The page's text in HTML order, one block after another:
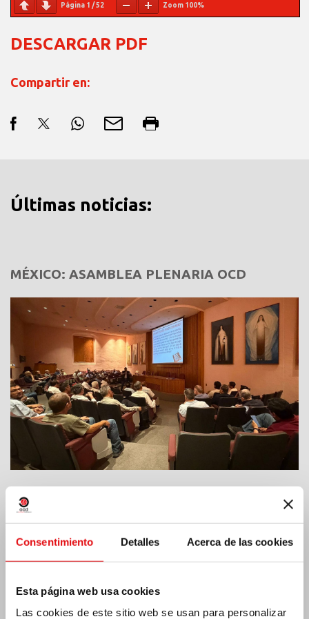
Consentimiento Detalles Acerca de las cookies
Esta página web usa cookies
Las cookies de este sitio web se usan para personalizar
Página 1 /52 Zoom 100%
DESCARGAR PDF
Compartir en:
Últimas noticias:
MÉXICO: ASAMBLEA PLENARIA OCD